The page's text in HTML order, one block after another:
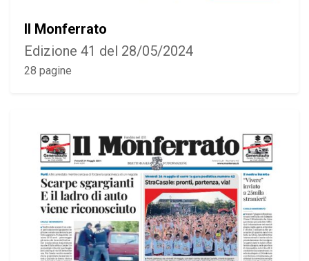
Il Monferrato
Edizione 41 del 28/05/2024
28 pagine